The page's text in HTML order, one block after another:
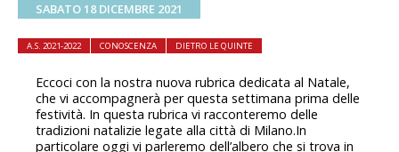
SABATO 18 DICEMBRE 2021
A.S. 2021-2022 CONOSCENZA DIETRO LE QUINTE
Eccoci con la nostra nuova rubrica dedicata al Natale,
che vi accompagnerà per questa settimana prima delle
festività. In questa rubrica vi racconteremo delle
tradizioni natalizie legate alla città di Milano.In
particolare oggi vi parleremo dell’albero che si trova in